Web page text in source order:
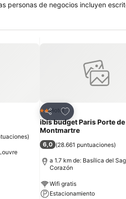
personas de negocios incluyen
Se pueden practicar las actividades
)
Compartir
Añadir a favoritos
2 Estrellas
Hotel
ibis budget Paris Porte de
Montmartre
6,0 (28.661 puntuaciones)
a 1.7 km de: Basílica del
Corazón
Wifi gratis
Estacionamiento